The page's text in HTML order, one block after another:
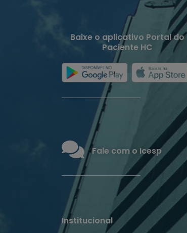
Baixe o aplicativo Portal do
Paciente HC
Fale com o Icesp
Institucional